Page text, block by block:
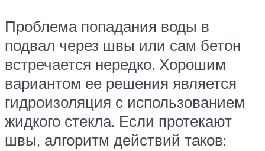
Проблема попадания воды в
подвал через швы или сам бетон
встречается нередко. Хорошим
вариантом ее решения является
гидроизоляция с использованием
жидкого стекла. Если протекают
швы, алгоритм действий таков: